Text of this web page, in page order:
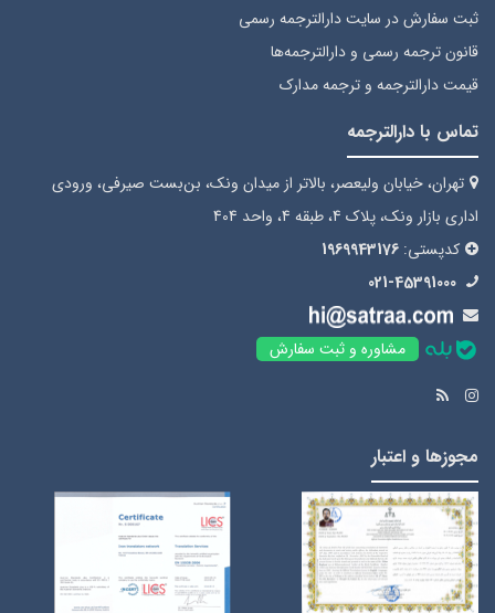
ثبت سفارشدر سایت دارالترجمه رسمی
قانون ترجمه رسمی و دارالترجمه‌ها
قیمت دارالترجمه و ترجمه مدارک
تماس با دارالترجمه
تهران، خیابان ولیعصر، بالاتر از میدان ونک، بن‌بست صیرفی، ورودی
اداری بازار ونک، پلاک 4، طبقه 4، واحد 404
کدپستی: 1969943176
021-45391000
مشاوره و ثبت سفارش
مجوزها و اعتبار